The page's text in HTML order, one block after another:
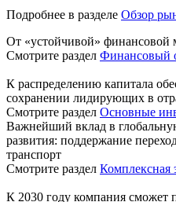
Подробнее в разделе Обзор
От «устойчивой» финансовой
Смотрите раздел Финансовый
К распределению капитала
сохранении лидирующих в
Смотрите раздел Основные
Важнейший вклад в
развития: поддержание
транспорт
Смотрите раздел Комплексная
К 2030 году компания сможет